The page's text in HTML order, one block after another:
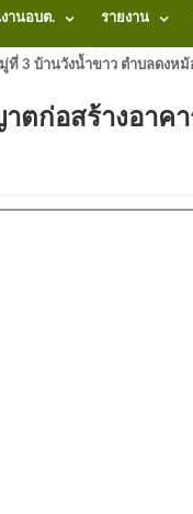
านอบต. รายงาน
3 บ้านวังน้ำขาว ตำบลดงห
ตก่อสร้างอาค